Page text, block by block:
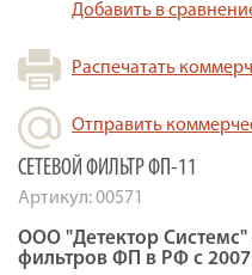
Добавить в
Распечатать
Отправить
СЕТЕВОЙ ФИЛЬТР ФП-11
Артикул:00571
ООО "Детектор
фильтров ФП в РФ с 2007